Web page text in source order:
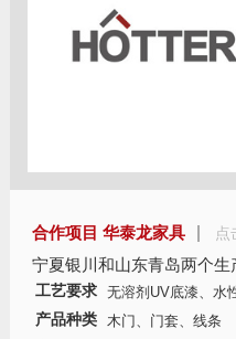
合作项目 华泰龙家具 点
宁夏银川和山东青岛两个生
工艺要求
无溶剂UV底漆、水
产品种类
木门、门套、线条